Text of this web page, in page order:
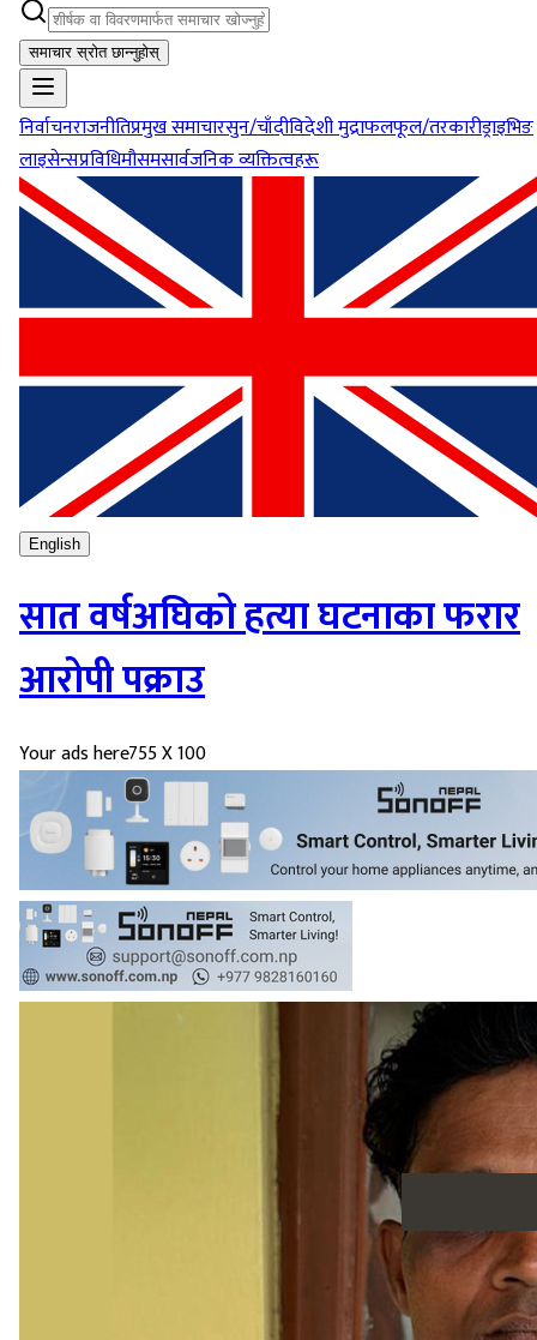
समाचार स्रोत छान्नुहोस्
निर्वाचनराजनीतिप्रमुख समाचारसुन/चाँदीविदेशी मुद्राफलफूल/तरकारीड्राइभिङ
लाइसेन्सप्रविधिमौसमसार्वजनिक व्यक्तित्वहरू
English
सात वर्षअघिको हत्या घटनाका फरार
आरोपी पक्राउ
Your ads here755 X 100